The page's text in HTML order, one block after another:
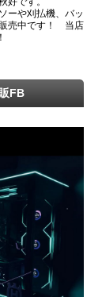
ーや刈払機、バッ
売中です！ 当店
FB